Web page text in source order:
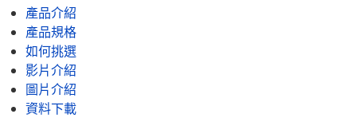
產品介紹
產品規格
如何挑選
影片介紹
圖片介紹
資料下載